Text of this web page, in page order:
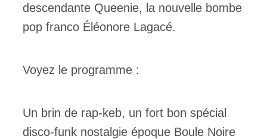
descendante Queenie, la nouvelle bombe
pop franco Éléonore Lagacé.
Voyez le programme :
Un brin de rap-keb, un fort bon spécial
disco-funk nostalgie époque Boule Noire